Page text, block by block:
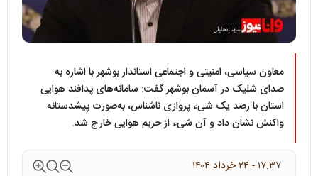
معاون سیاسی، امنیتی و اجتماعی استاندار بوشهر با اشاره به
صدای شلیک‌ در آسمان بوشهر گفت: سامانه‌های پدافند هوایی
استان با رصد یک شیء پروازی ناشناس، به‌صورت پیشدستانه
واکنش نشان داد و آن شیء از حریم هوایی خارج شد.
۱۷:۳۷ - ۲۴ خرداد ۱۴۰۴